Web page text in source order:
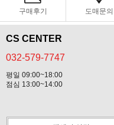
구매후기 도매문의
CS CENTER
032-579-7747
평일 09:00~18:00
점심 13:00~14:00